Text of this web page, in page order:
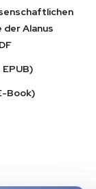
Alanus
Book)